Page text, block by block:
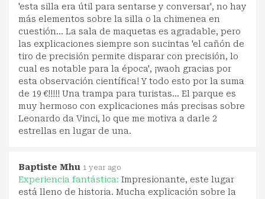
'esta silla era útil para sentarse y conversar', no hay
más elementos sobre la silla o la chimenea en
cuestión... La sala de maquetas es agradable, pero
las explicaciones siempre son sucintas 'el cañón de
tiro de precisión permite disparar con precisión, lo
cual es notable para la época', ¡waoh gracias por
esta observación científica! Y todo esto por la suma
de 19 €!!!!! Una trampa para turistas... El parque es
muy hermoso con explicaciones más precisas sobre
Leonardo da Vinci, lo que me motiva a darle 2
estrellas en lugar de una.
Baptiste Mhu 1 year ago
Experiencia fantástica: Impresionante, este lugar
está lleno de historia. Mucha explicación sobre la